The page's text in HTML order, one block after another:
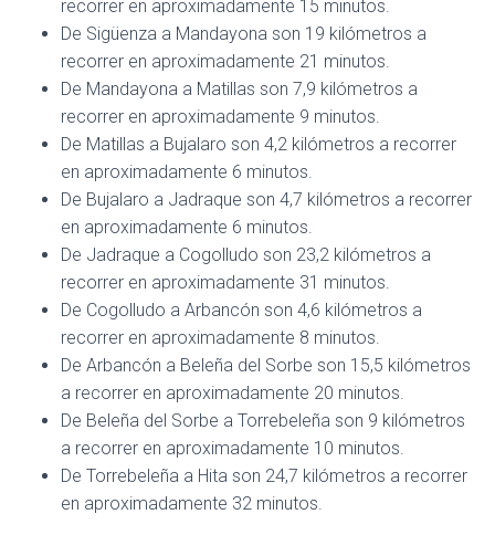
recorrer en aproximadamente 15 minutos.
De Sigüenza a Mandayona son 19 kilómetros a
recorrer en aproximadamente 21 minutos.
De Mandayona a Matillas son 7,9 kilómetros a
recorrer en aproximadamente 9 minutos.
De Matillas a Bujalaro son 4,2 kilómetros a recorrer
en aproximadamente 6 minutos.
De Bujalaro a Jadraque son 4,7 kilómetros a recorrer
en aproximadamente 6 minutos.
De Jadraque a Cogolludo son 23,2 kilómetros a
recorrer en aproximadamente 31 minutos.
De Cogolludo a Arbancón son 4,6 kilómetros a
recorrer en aproximadamente 8 minutos.
De Arbancón a Beleña del Sorbe son 15,5 kilómetros
a recorrer en aproximadamente 20 minutos.
De Beleña del Sorbe a Torrebeleña son 9 kilómetros
a recorrer en aproximadamente 10 minutos.
De Torrebeleña a Hita son 24,7 kilómetros a recorrer
en aproximadamente 32 minutos.